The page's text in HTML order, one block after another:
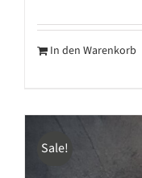
In den Warenkorb
Sale!